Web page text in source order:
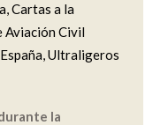
,Cartas a la
Aviación Civil
,Ultraligeros
la